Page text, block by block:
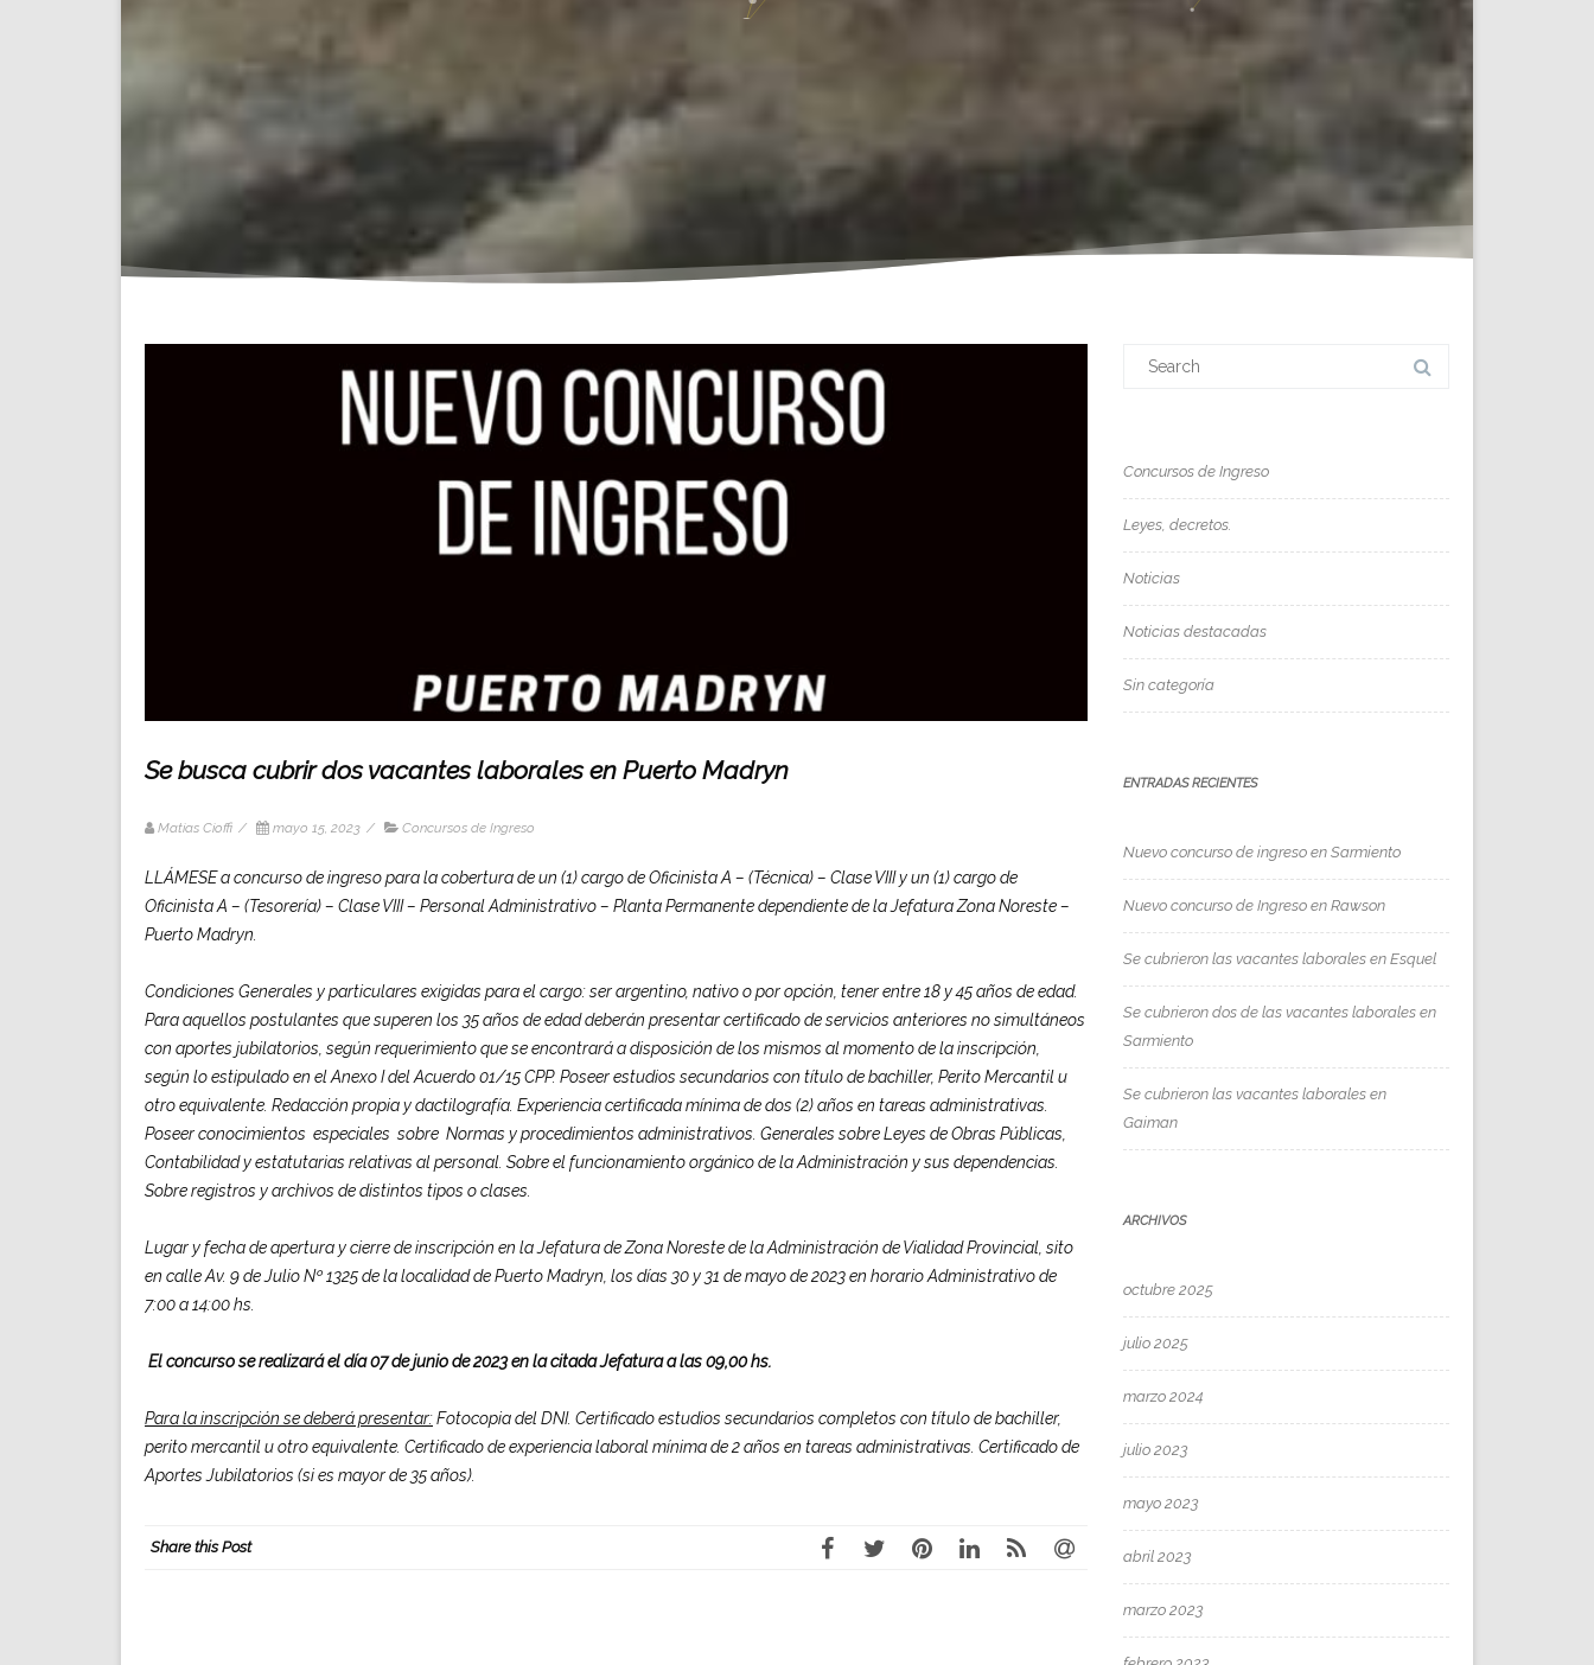
Se busca cubrir dos vacantes laborales en Puerto Madryn
Matias Cioffi / mayo 15, 2023 / Concursos de Ingreso
LLÁMESE a concurso de ingreso para la cobertura de un (1) cargo de Oficinista A – (Técnica) – Clase VIII y un (1) cargo de
Oficinista A – (Tesorería) – Clase VIII – Personal Administrativo – Planta Permanente dependiente de la Jefatura Zona Noreste –
Puerto Madryn.
Condiciones Generales y particulares exigidas para el cargo: ser argentino, nativo o por opción, tener entre 18 y 45 años de edad.
Para aquellos postulantes que superen los 35 años de edad deberán presentar certificado de servicios anteriores no simultáneos
con aportes jubilatorios, según requerimiento que se encontrará a disposición de los mismos al momento de la inscripción,
según lo estipulado en el Anexo I del Acuerdo 01/15 CPP. Poseer estudios secundarios con título de bachiller, Perito Mercantil u
otro equivalente. Redacción propia y dactilografía. Experiencia certificada mínima de dos (2) años en tareas administrativas.
Poseer conocimientos especiales sobre Normas y procedimientos administrativos. Generales sobre Leyes de Obras Públicas,
Contabilidad y estatutarias relativas al personal. Sobre el funcionamiento orgánico de la Administración y sus dependencias.
Sobre registros y archivos de distintos tipos o clases.
Lugar y fecha de apertura y cierre de inscripción en la Jefatura de Zona Noreste de la Administración de Vialidad Provincial, sito
en calle Av. 9 de Julio Nº 1325 de la localidad de Puerto Madryn, los días 30 y 31 de mayo de 2023 en horario Administrativo de
7:00 a 14:00 hs.
El concurso se realizará el día 07 de junio de 2023 en la citada Jefatura a las 09,00 hs.
Para la inscripción se deberá presentar:Fotocopia del DNI. Certificado estudios secundarios completos con título de bachiller,
perito mercantil u otro equivalente. Certificado de experiencia laboral mínima de 2 años en tareas administrativas. Certificado de
Aportes Jubilatorios (si es mayor de 35 años).
Share this Post
Concursos de Ingreso
Leyes, decretos.
Noticias
Noticias destacadas
Sin categoría
ENTRADAS RECIENTES
Nuevo concurso de ingreso en Sarmiento
Nuevo concurso de Ingreso en Rawson
Se cubrieron las vacantes laborales en Esquel
Se cubrieron dos de las vacantes laborales en
Sarmiento
Se cubrieron las vacantes laborales en
Gaiman
ARCHIVOS
octubre 2025
julio 2025
marzo 2024
julio 2023
mayo 2023
abril 2023
marzo 2023